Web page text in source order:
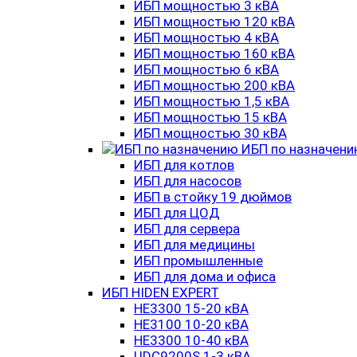
ИБП мощностью 3 кВА
ИБП мощностью 120 кВА
ИБП мощностью 4 кВА
ИБП мощностью 160 кВА
ИБП мощностью 6 кВА
ИБП мощностью 200 кВА
ИБП мощностью 1,5 кВА
ИБП мощностью 15 кВА
ИБП мощностью 30 кВА
ИБП по
ИБП для котлов
ИБП для насосов
ИБП в стойку 19 дюймов
ИБП для ЦОД
ИБП для сервера
ИБП для медицины
ИБП промышленные
ИБП для дома и офиса
ИБП HIDEN EXPERT
HE3300 15-20 кВА
HE3100 10-20 кВА
HE3300 10-40 кВА